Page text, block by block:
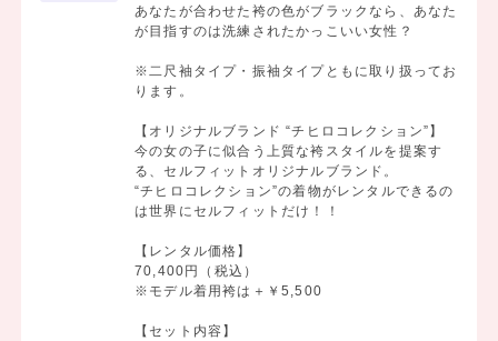
あなたが合わせた袴の色がブラックなら、あなた
が目指すのは洗練されたかっこいい女性？
※二尺袖タイプ・振袖タイプともに取り扱ってお
ります。
【オリジナルブランド “チヒロコレクション”】
今の女の子に似合う上質な袴スタイルを提案す
る、セルフィットオリジナルブランド。
“チヒロコレクション”の着物がレンタルできるの
は世界にセルフィットだけ！！
【レンタル価格】
70,400円（税込）
※モデル着用袴は＋￥5,500
【セット内容】